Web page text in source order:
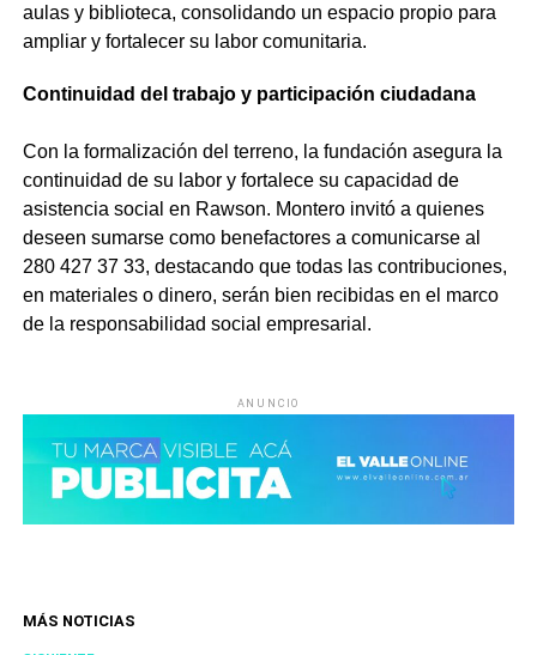
aulas y biblioteca, consolidando un espacio propio para
ampliar y fortalecer su labor comunitaria.
Continuidad del trabajo y participación ciudadana
Con la formalización del terreno, la fundación asegura la
continuidad de su labor y fortalece su capacidad de
asistencia social en Rawson. Montero invitó a quienes
deseen sumarse como benefactores a comunicarse al
280 427 37 33, destacando que todas las contribuciones,
en materiales o dinero, serán bien recibidas en el marco
de la responsabilidad social empresarial.
ANUNCIO
MÁS NOTICIAS